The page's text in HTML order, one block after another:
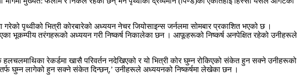
पृथ्वीको भित्री कोरबारेको अध्ययन नेचर जियोसाइन्स जर्नलमा सोमबार प्रकाशित भएको छ ।
भूकम्पीय तरंगहरूको अध्ययन गरी निष्कर्ष निकालेका छन । आफूहरूको निष्कर्ष अनपेक्षित रहेको उनीहरूले
रेकर्डमा खासै परिवर्तन नदेखिएको र यो भित्री कोर घुम्न रोकिएको संकेत हुन सक्ने उनीहरूको
घुम्न लागेको हुन सक्ने संकेत दिन्छन्,’ उनीहरूले अध्ययनको निष्कर्षमा लेखेका छन ।